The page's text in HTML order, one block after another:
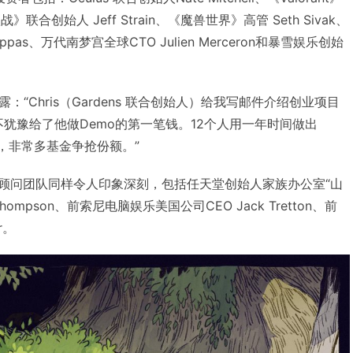
》联合创始人 Jeff Strain、《魔兽世界》高管 Seth Sivak、
、万代南梦宫全球CTO Julien Merceron和暴雪娱乐创始
：“Chris（Gardens 联合创始人）给我写邮件介绍创业项目
豫给了他做Demo的第一笔钱。12个人用一年时间做出
非常多基金争抢份额。”
问团队同样令人印象深刻，包括任天堂创始人家族办公室“山
、前索尼电脑娱乐美国公司CEO Jack Tretton、前